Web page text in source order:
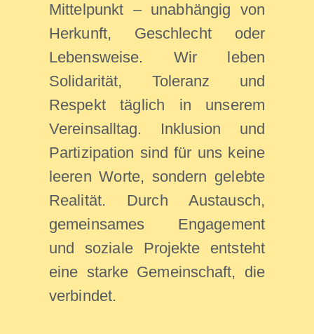
Mittelpunkt – unabhängig von
Herkunft, Geschlecht oder
Lebensweise. Wir leben
Solidarität, Toleranz und
Respekt täglich in unserem
Vereinsalltag. Inklusion und
Partizipation sind für uns keine
leeren Worte, sondern gelebte
Realität. Durch Austausch,
gemeinsames Engagement
und soziale Projekte entsteht
eine starke Gemeinschaft, die
verbindet.